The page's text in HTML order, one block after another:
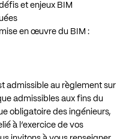
et enjeux BIM
en œuvre du BIM :
admissible au règlement sur
admissibles aux fins du
obligatoire des ingénieurs,
à l’exercice de vos